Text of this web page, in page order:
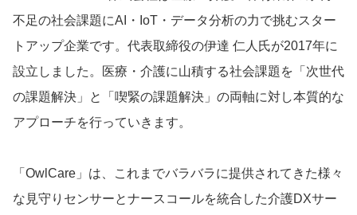
不足の社会課題にAI・IoT・データ分析の力で挑むスター
トアップ企業です。代表取締役の伊達 仁人氏が2017年に
設立しました。医療・介護に山積する社会課題を「次世代
の課題解決」と「喫緊の課題解決」の両軸に対し本質的な
アプローチを行っていきます。
「OwlCare」は、これまでバラバラに提供されてきた様々
な見守りセンサーとナースコールを統合した介護DXサー